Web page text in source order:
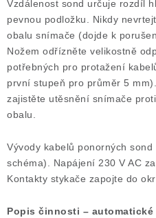
Vzdálenost sond určuje rozdíl
pevnou podložku. Nikdy
obalu snímače (dojde k
Nožem odřízněte velikostně
potřebných pro protažení
první stupeň pro průměr 5
zajistěte utěsnění snímače
obalu.
Vývody kabelů ponorných
schéma). Napájení 230 V AC
Kontakty stykače zapojte do
Popis činnosti –